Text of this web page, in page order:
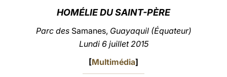
HOMÉLIEDU SAINT-PÈRE
Parc des Samanes, Guayaquil (Équateur)
Lundi 6 juillet 2015
[Multimédia]